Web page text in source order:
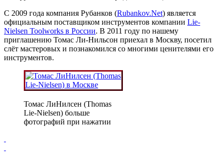
C 2009 года компания Рубанков (Rubankov.Net) является
официальным поставщиком инструментов компании Lie-
Nielsen Toolworks в России. В 2011 году по нашему
приглашению Томас Ли-Нильсон приехал в Москву, посетил
слёт мастеровых и познакомился со многими ценителями его
инструментов.
Томас ЛиНилсен (Thomas
Lie-Nielsen) больше
фотографий при нажатии